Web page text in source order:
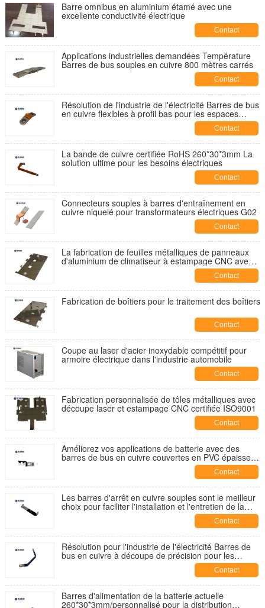
Barre omnibus en aluminium étamé avec une
excellente conductivité électrique
Contact
Applications industrielles demandées Température
Barres de bus souples en cuivre 800 mètres carrés
Contact
Résolution de l'industrie de l'électricité Barres de bus
en cuivre flexibles à profil bas pour les espaces
Contact
La bande de cuivre certifiée RoHS 260*30*3mm La
solution ultime pour les besoins électriques
Contact
Connecteurs souples à barres d'entraînement en
cuivre niquelé pour transformateurs électriques G02
Contact
La fabrication de feuilles métalliques de panneaux
d'aluminium de climatiseur à estampage CNC avec
Contact
Fabrication de boîtiers pour le traitement des boîtiers
Contact
Coupe au laser d'acier inoxydable compétitif pour
armoire électrique dans l'industrie automobile
Contact
Fabrication personnalisée de tôles métalliques avec
découpe laser et estampage CNC certifiée ISO9001
Contact
Améliorez vos applications de batterie avec des
barres de bus en cuivre couvertes en PVC épaisses
Contact
Les barres d'arrêt en cuivre souples sont le meilleur
choix pour faciliter l'installation et l'entretien de la
Contact
Résolution pour l'industrie de l'électricité Barres de
bus en cuivre à découpe de précision pour les
Contact
Barres d'alimentation de la batterie actuelle
260*30*3mm/personnalisé pour la distribution